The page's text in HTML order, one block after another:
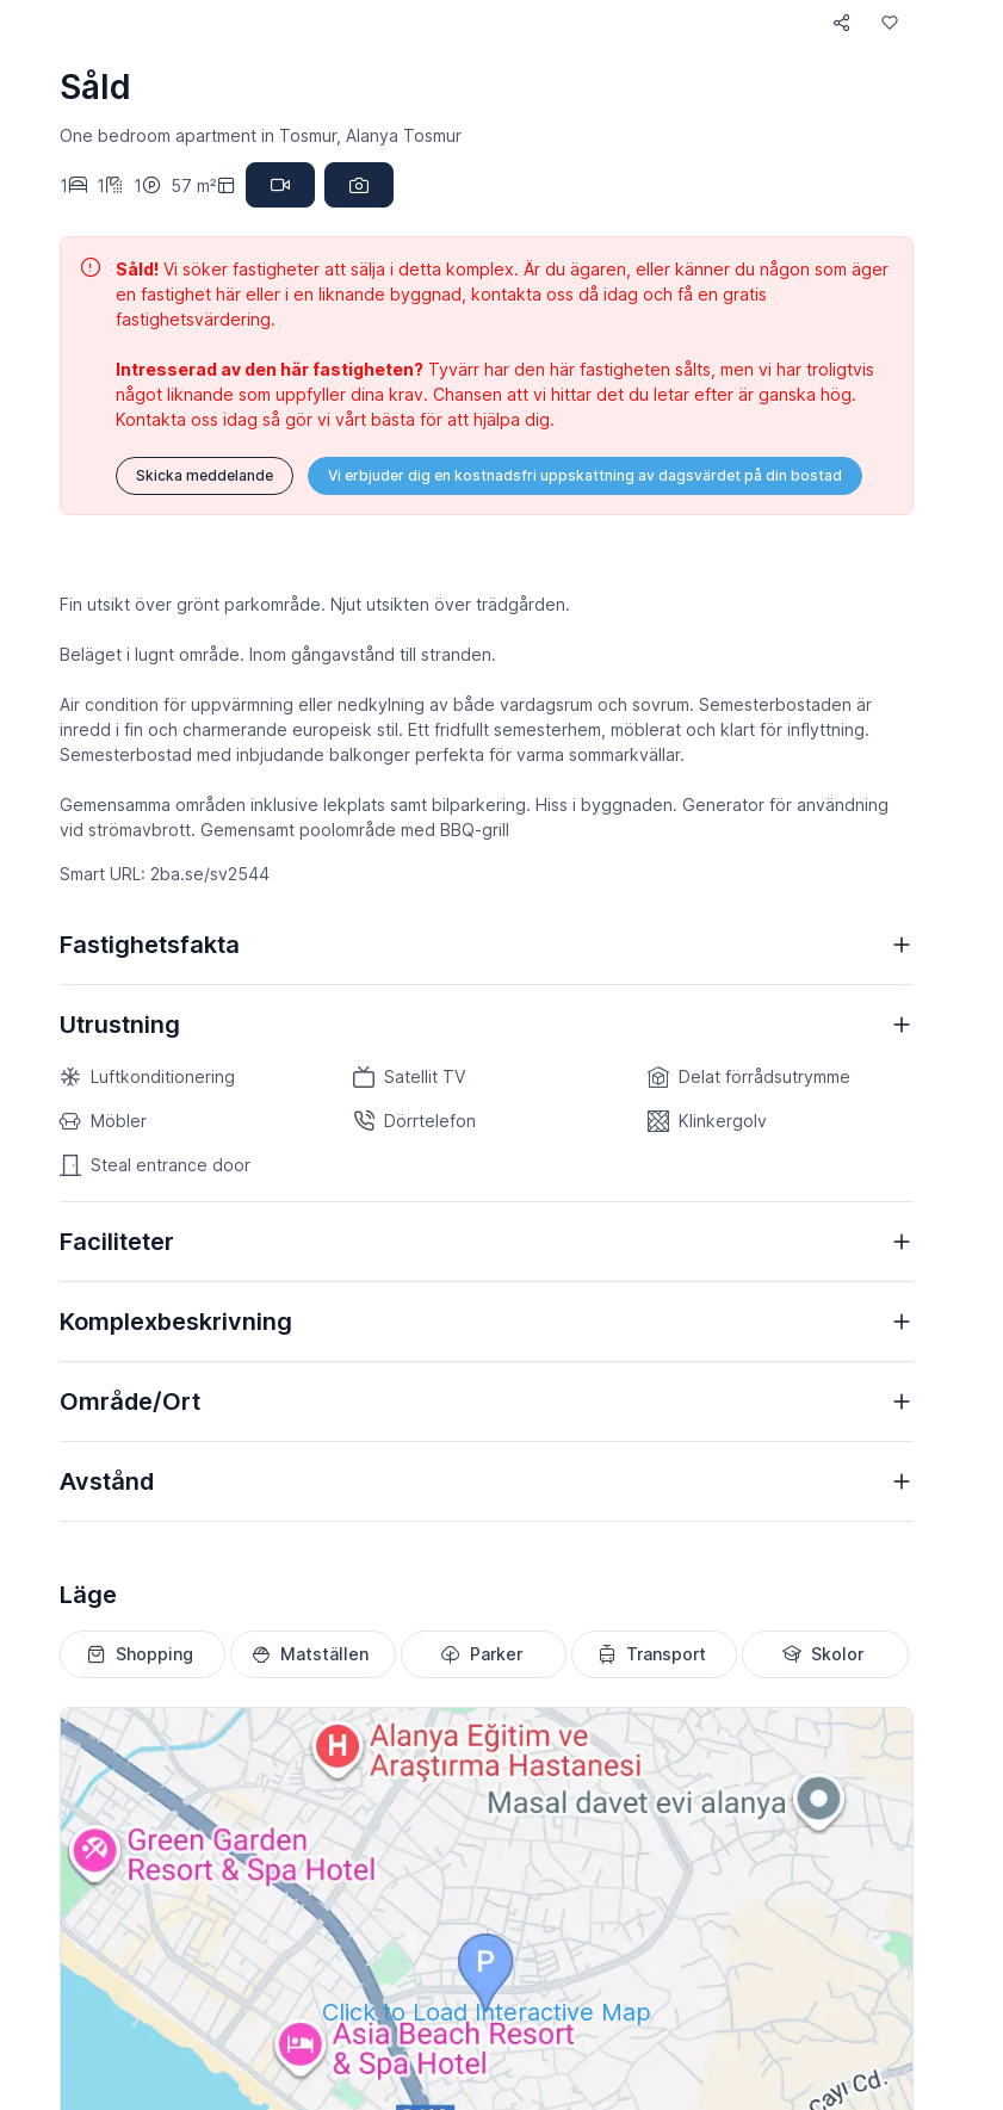
Såld
One bedroom apartment in Tosmur, Alanya Tosmur
1 1 1 57 m²
Såld!Vi söker fastigheter att sälja i detta komplex. Är du ägaren, eller känner du någon som äger
en fastighet här eller i en liknande byggnad, kontakta oss då idag och få en gratis
fastighetsvärdering.
Intresserad av den här fastigheten? Tyvärr har den här fastigheten sålts, men vi har troligtvis
något liknande som uppfyller dina krav. Chansen att vi hittar det du letar efter är ganska hög.
Kontakta oss idag så gör vi vårt bästa för att hjälpa dig.
Skicka meddelande Vi erbjuder dig en kostnadsfri uppskattning av dagsvärdet på din bostad
Fin utsikt över grönt parkområde. Njut utsikten över trädgården.
Beläget i lugnt område. Inom gångavstånd till stranden.
Air condition för uppvärmning eller nedkylning av både vardagsrum och sovrum. Semesterbostaden är
inredd i fin och charmerande europeisk stil. Ett fridfullt semesterhem, möblerat och klart för inflyttning.
Semesterbostad med inbjudande balkonger perfekta för varma sommarkvällar.
Gemensamma områden inklusive lekplats samt bilparkering. Hiss i byggnaden. Generator för användning
vid strömavbrott. Gemensamt poolområde med BBQ-grill
Smart URL: 2ba.se/sv2544
Fastighetsfakta
Utrustning
Luftkonditionering Satellit TV Delat förrådsutrymme
Möbler Dörrtelefon Klinkergolv
Steal entrance door
Faciliteter
Komplexbeskrivning
Område/Ort
Avstånd
Läge
Shopping Matställen Parker Transport Skolor
Click to Load Interactive Map